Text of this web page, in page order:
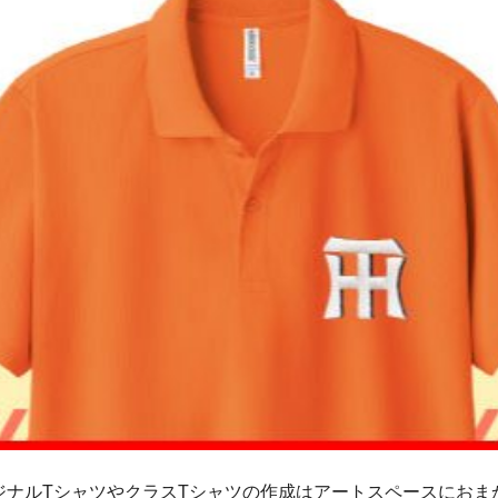
ナルTシャツやクラスTシャツの作成はアートスペースにおま